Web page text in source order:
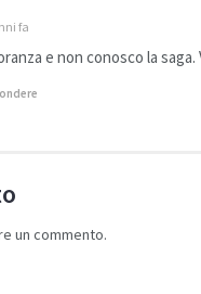
fa
e non conosco la
un commento.